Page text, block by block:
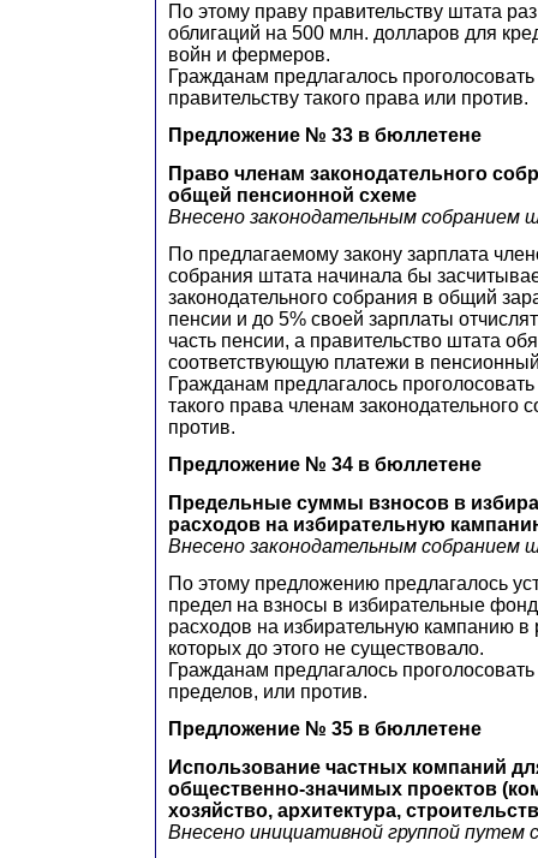
По этому праву правительству штата
облигаций на 500 млн. долларов для
войн и фермеров.
Гражданам предлагалось
правительству такого права или против.
Предложение № 33 в бюллетене
Право членам законодательного
общей пенсионной схеме
Внесено законодательным собранием
По предлагаемому закону зарплата
собрания штата начинала бы
законодательного собрания в общий
пенсии и до 5% своей зарплаты
часть пенсии, а правительство штата
соответствующую платежи в
Гражданам предлагалось
такого права членам законодательного
против.
Предложение № 34 в бюллетене
Предельные суммы взносов в
расходов на избирательную
Внесено законодательным собранием
По этому предложению предлагалось
предел на взносы в избирательные
расходов на избирательную кампанию в
которых до этого не существовало.
Гражданам предлагалось
пределов, или против.
Предложение № 35 в бюллетене
Использование частных компаний
общественно-значимых проектов
хозяйство, архитектура,
Внесено инициативной группой путем